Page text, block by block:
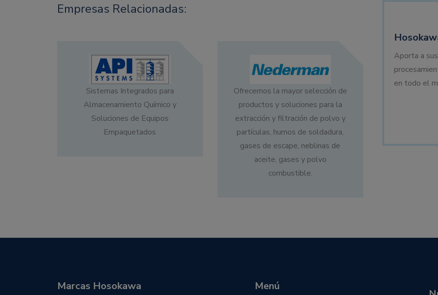
Aporta a
en todo el
Empresas Relacionadas:
Sistemas Integrados para
Almacenamiento Químico y
Soluciones de Equipos
Empaquetados
Ofrecemos la mayor selección de
productos y soluciones para la
extracción y filtración de polvo y
partículas, humos de soldadura,
gases de escape, neblinas de
aceite, gases y polvo
combustible.
Marcas Hosokawa Menú